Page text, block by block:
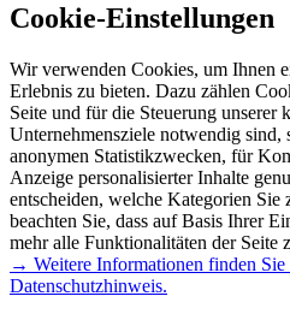
Cookie-Einstellungen
Wir verwenden Cookies, um Ihnen
Erlebnis zu bieten. Dazu zählen
Seite und für die Steuerung unserer
Unternehmensziele notwendig
anonymen Statistikzwecken, für
Anzeige personalisierter Inhalte
entscheiden, welche Kategorien Sie
beachten Sie, dass auf Basis Ihrer
mehr alle Funktionalitäten der Seite
→ Weitere Informationen finden Sie
Datenschutzhinweis.